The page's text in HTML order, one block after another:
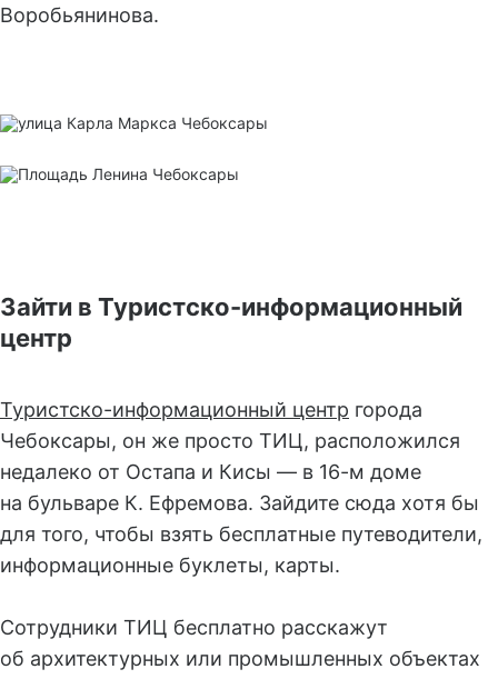
Воробьянинова.
Зайти в Туристско-информационный
центр
Туристско-информационный центр города
Чебоксары, он же просто ТИЦ, расположился
недалеко от Остапа и Кисы — в 16-м доме
на бульваре К. Ефремова. Зайдите сюда хотя бы
для того, чтобы взять бесплатные путеводители,
информационные буклеты, карты.
Сотрудники ТИЦ бесплатно расскажут
об архитектурных или промышленных объектах